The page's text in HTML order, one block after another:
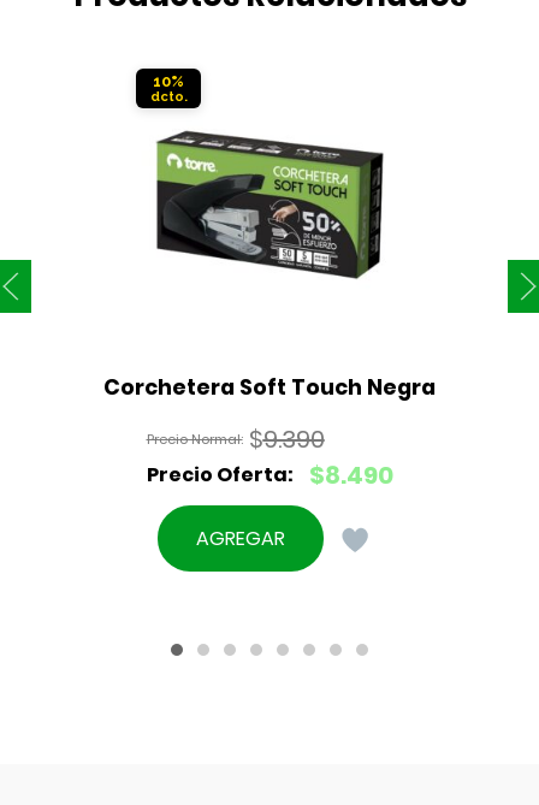
10%
Corchetera Soft Touch Negra
$9.390
El
precio
original
$8.490
El
precio
actual
AGREGAR